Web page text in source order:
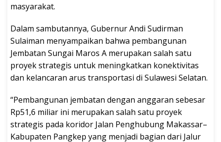
masyarakat.
Dalam sambutannya, Gubernur Andi Sudirman
Sulaiman menyampaikan bahwa pembangunan
Jembatan Sungai Maros A merupakan salah satu
proyek strategis untuk meningkatkan konektivitas
dan kelancaran arus transportasi di Sulawesi Selatan.
“Pembangunan jembatan dengan anggaran sebesar
Rp51,6 miliar ini merupakan salah satu proyek
strategis pada koridor Jalan Penghubung Makassar–
Kabupaten Pangkep yang menjadi bagian dari Jalur